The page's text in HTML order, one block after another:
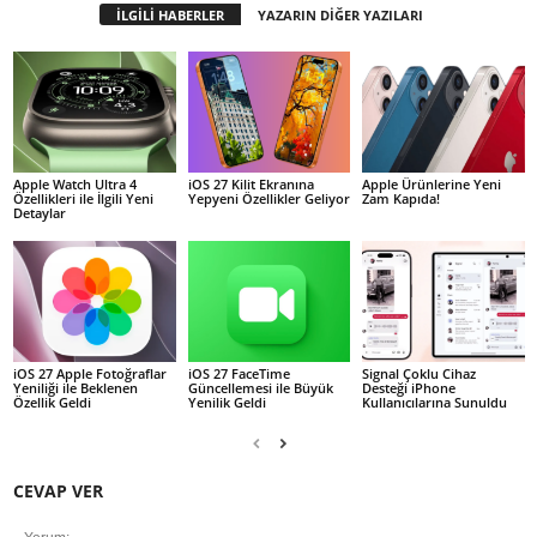
İLGİLİ HABERLER YAZARIN DİĞER YAZILARI
Apple Watch Ultra 4
Özellikleri ile İlgili Yeni
Detaylar
iOS 27 Kilit Ekranına
Yepyeni Özellikler Geliyor
Apple Ürünlerine Yeni
Zam Kapıda!
iOS 27 Apple Fotoğraflar
Yeniliği ile Beklenen
Özellik Geldi
iOS 27 FaceTime
Güncellemesi ile Büyük
Yenilik Geldi
Signal Çoklu Cihaz
Desteği iPhone
Kullanıcılarına Sunuldu
CEVAP VER